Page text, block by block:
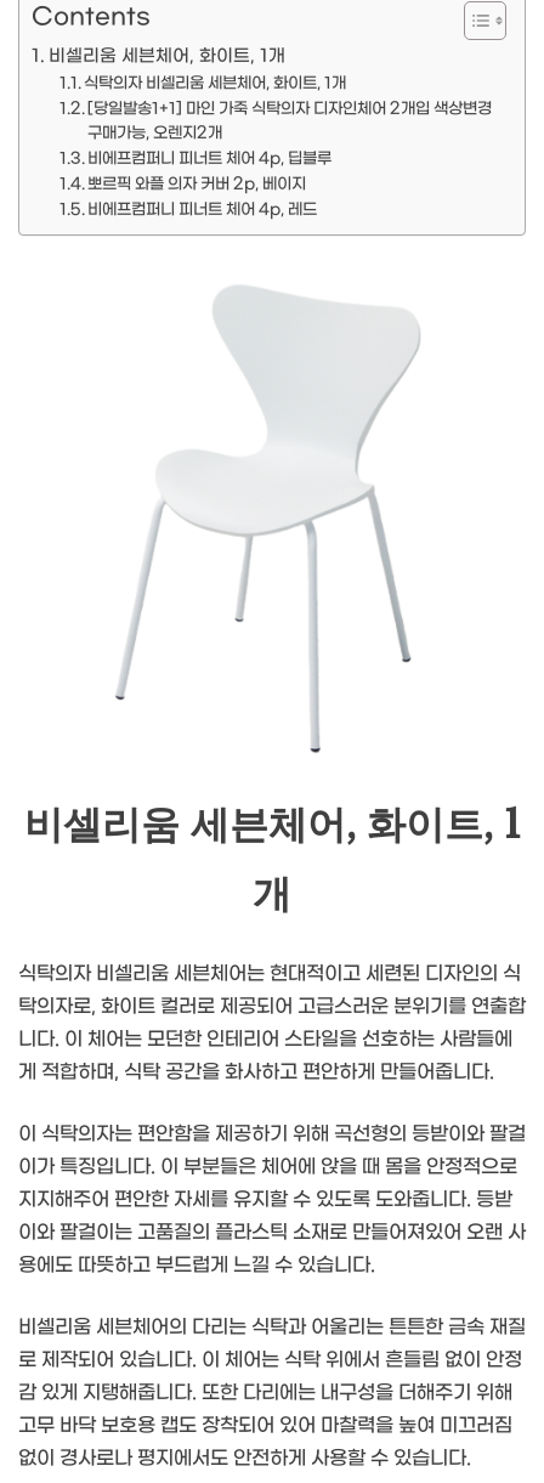
Contents
비셀리움 세븐체어, 화이트, 1개
식탁의자 비셀리움 세븐체어, 화이트, 1개
[당일발송1+1] 마인 가죽 식탁의자 디자인체어 2개입 색상변경
구매가능, 오렌지2개
비에프컴퍼니 피너트 체어 4p, 딥블루
뽀르픽 와플 의자 커버 2p, 베이지
비에프컴퍼니 피너트 체어 4p, 레드
비셀리움 세븐체어, 화이트, 1
개
식탁의자 비셀리움 세븐체어는 현대적이고 세련된 디자인의 식
탁의자로, 화이트 컬러로 제공되어 고급스러운 분위기를 연출합
니다. 이 체어는 모던한 인테리어 스타일을 선호하는 사람들에
게 적합하며, 식탁 공간을 화사하고 편안하게 만들어줍니다.
이 식탁의자는 편안함을 제공하기 위해 곡선형의 등받이와 팔걸
이가 특징입니다. 이 부분들은 체어에 앉을 때 몸을 안정적으로
지지해주어 편안한 자세를 유지할 수 있도록 도와줍니다. 등받
이와 팔걸이는 고품질의 플라스틱 소재로 만들어져있어 오랜 사
용에도 따뜻하고 부드럽게 느낄 수 있습니다.
비셀리움 세븐체어의 다리는 식탁과 어울리는 튼튼한 금속 재질
로 제작되어 있습니다. 이 체어는 식탁 위에서 흔들림 없이 안정
감 있게 지탱해줍니다. 또한 다리에는 내구성을 더해주기 위해
고무 바닥 보호용 캡도 장착되어 있어 마찰력을 높여 미끄러짐
없이 경사로나 평지에서도 안전하게 사용할 수 있습니다.